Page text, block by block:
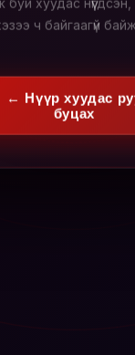
буй хуудас
ч байгаагүй
← Нүүр хуудас
буцах